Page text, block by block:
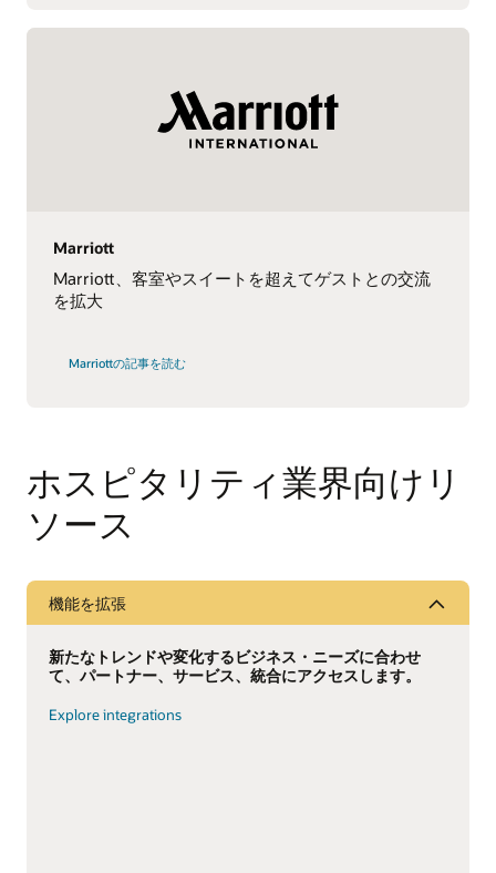
Marriott
Marriott、客室やスイートを超えてゲストとの交流
を拡大
Marriottの記事を読む
ホスピタリティ業界向けリ
ソース
機能を拡張
新たなトレンドや変化するビジネス・ニーズに合わせ
て、パートナー、サービス、統合にアクセスします。
Explore integrations